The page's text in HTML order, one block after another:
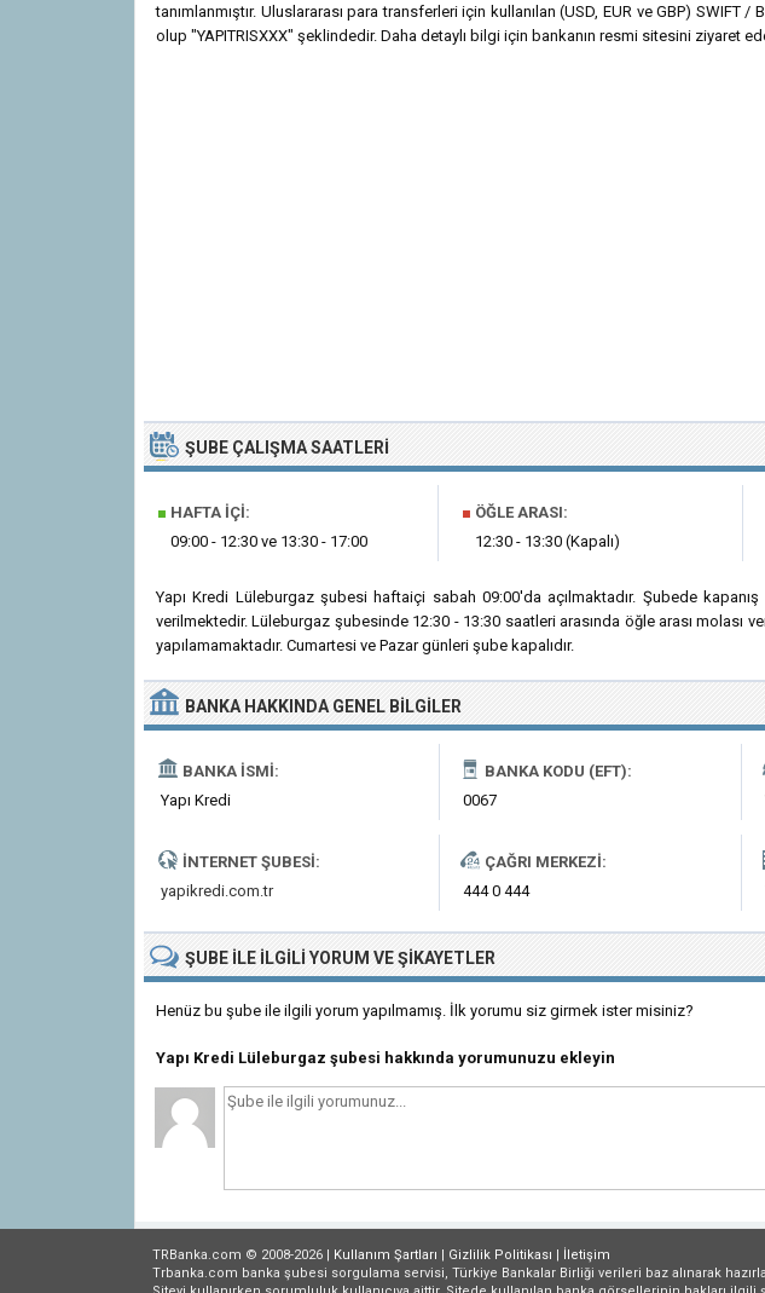
tanımlanmıştır. Uluslararası para transferleri için kullanılan (USD, EUR ve GBP) SWIFT /
olup "YAPITRISXXX" şeklindedir. Daha detaylı bilgi için bankanın resmi sitesini ziyaret
ŞUBE ÇALIŞMA SAATLERI
■ HAFTA İÇI:
09:00 - 12:30 ve 13:30 - 17:00
■ ÖĞLE ARASI:
12:30 - 13:30 (Kapalı)
Yapı Kredi Lüleburgaz şubesi haftaiçi sabah 09:00'da açılmaktadır. Şubede
verilmektedir. Lüleburgaz şubesinde 12:30 - 13:30 saatleri arasında öğle arası molası
yapılamamaktadır. Cumartesi ve Pazar günleri şube kapalıdır.
BANKA HAKKINDA GENEL BILGILER
BANKA İSMI:
Yapı Kredi
BANKA KODU (EFT):
0067
İNTERNET ŞUBESI:
yapikredi.com.tr
ÇAĞRI MERKEZI:
444 0 444
ŞUBE ILE İLGILIYORUM VE ŞIKAYETLER
Henüz bu şube ile ilgili yorum yapılmamış. İlk yorumu siz girmek ister misiniz?
Yapı Kredi Lüleburgaz şubesi hakkında yorumunuzu ekleyin
TRBanka.com © 2008-2026 | Kullanım Şartları | Gizlilik Politikası | İletişim
Trbanka.com banka şubesi sorgulama servisi, Türkiye Bankalar Birliği verileri baz alınarak